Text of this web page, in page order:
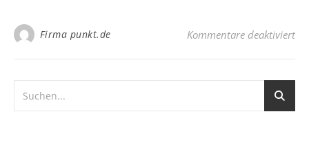
Firma punkt.de Kommentare deaktiviertfür